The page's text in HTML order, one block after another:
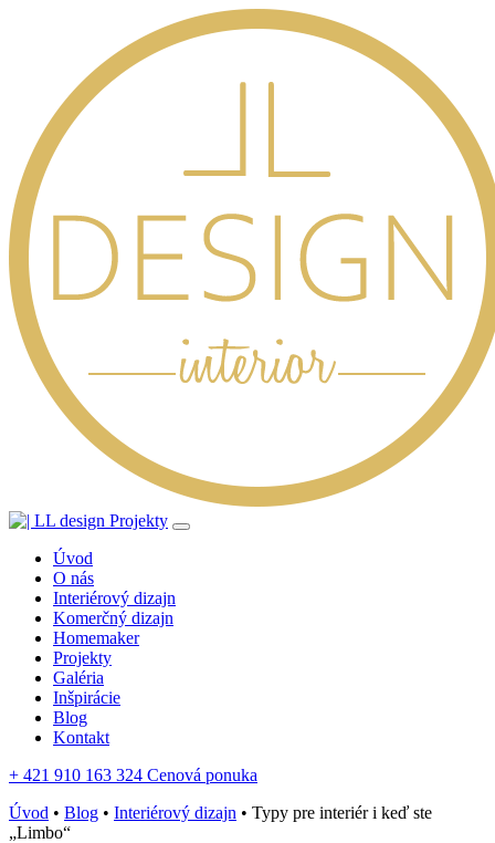
Projekty
Úvod
O nás
Interiérový dizajn
Komerčný dizajn
Homemaker
Projekty
Galéria
Inšpirácie
Blog
Kontakt
+ 421 910 163 324 Cenová ponuka
Úvod • Blog • Interiérový dizajn • Typy pre interiér i keď ste
„Limbo“